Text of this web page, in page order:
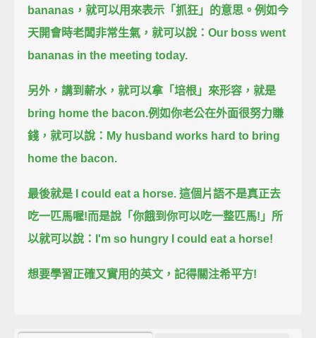
bananas，就可以用來表示「抓狂」的意思。例如今
天開會時老闆非常生氣，就可以說：Our boss went
bananas in the meeting today.
另外，講到薪水，就可以拿「培根」來形容，就是
bring home the bacon.例如你老公在外面很努力賺
錢，就可以說： My husband works hard to bring
home the bacon.
最後就是 I could eat a horse.這個片語不是真正去
吃一匹馬喔!而是說「你餓到你可以吃一整匹馬!」 所
以就可以說：
I'm so hungry I could eat a horse!
想要學習正確又實用的英文，記得關注希平方!